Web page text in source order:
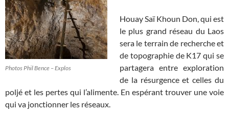
Photos Phil Bence – Explos
Houay Saï Khoun Don, qui est
le plus grand réseau du Laos
sera le terrain de recherche et
de topographie de K17 qui se
partagera entre exploration
de la résurgence et celles du
poljé et les pertes qui l’alimente. En espérant trouver une voie
qui va jonctionner les réseaux.